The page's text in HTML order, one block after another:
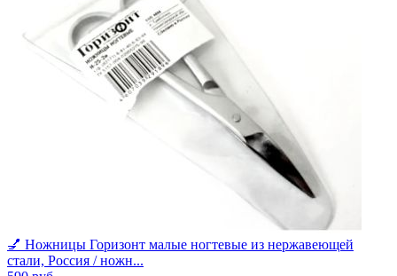
💅 Ножницы Горизонт малые ногтевые из нержавеющей
стали, Россия / ножн...